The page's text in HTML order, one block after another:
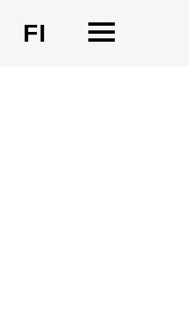
FICHANGE